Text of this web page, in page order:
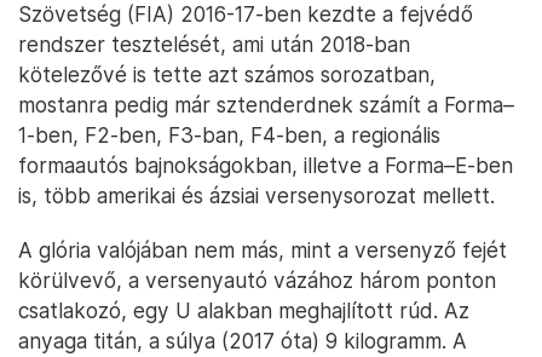
Szövetség (FIA) 2016-17-ben kezdte a fejvédő
rendszer tesztelését, ami után 2018-ban
kötelezővé is tette azt számos sorozatban,
mostanra pedig már sztenderdnek számít a Forma–
1-ben, F2-ben, F3-ban, F4-ben, a regionális
formaautós bajnokságokban, illetve a Forma–E-ben
is, több amerikai és ázsiai versenysorozat mellett.
A glória valójában nem más, mint a versenyző fejét
körülvevő, a versenyautó vázához három ponton
csatlakozó, egy U alakban meghajlított rúd. Az
anyaga titán, a súlya (2017 óta) 9 kilogramm. A